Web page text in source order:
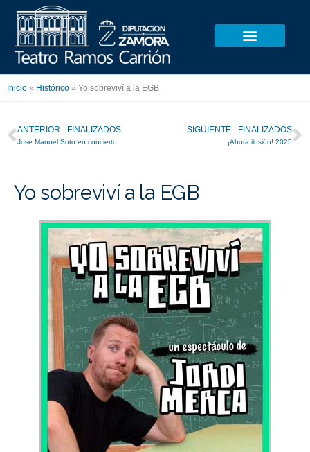
contenido
Inicio » Histórico » Yo sobreviví a la EGB
Ant
ANTERIOR - FINALIZADOS
José Manuel Soto en concierto
SIGUIENTE - FINALIZADOS
¡Ahora ilusión! 2025
Yo sobreviví a la EGB